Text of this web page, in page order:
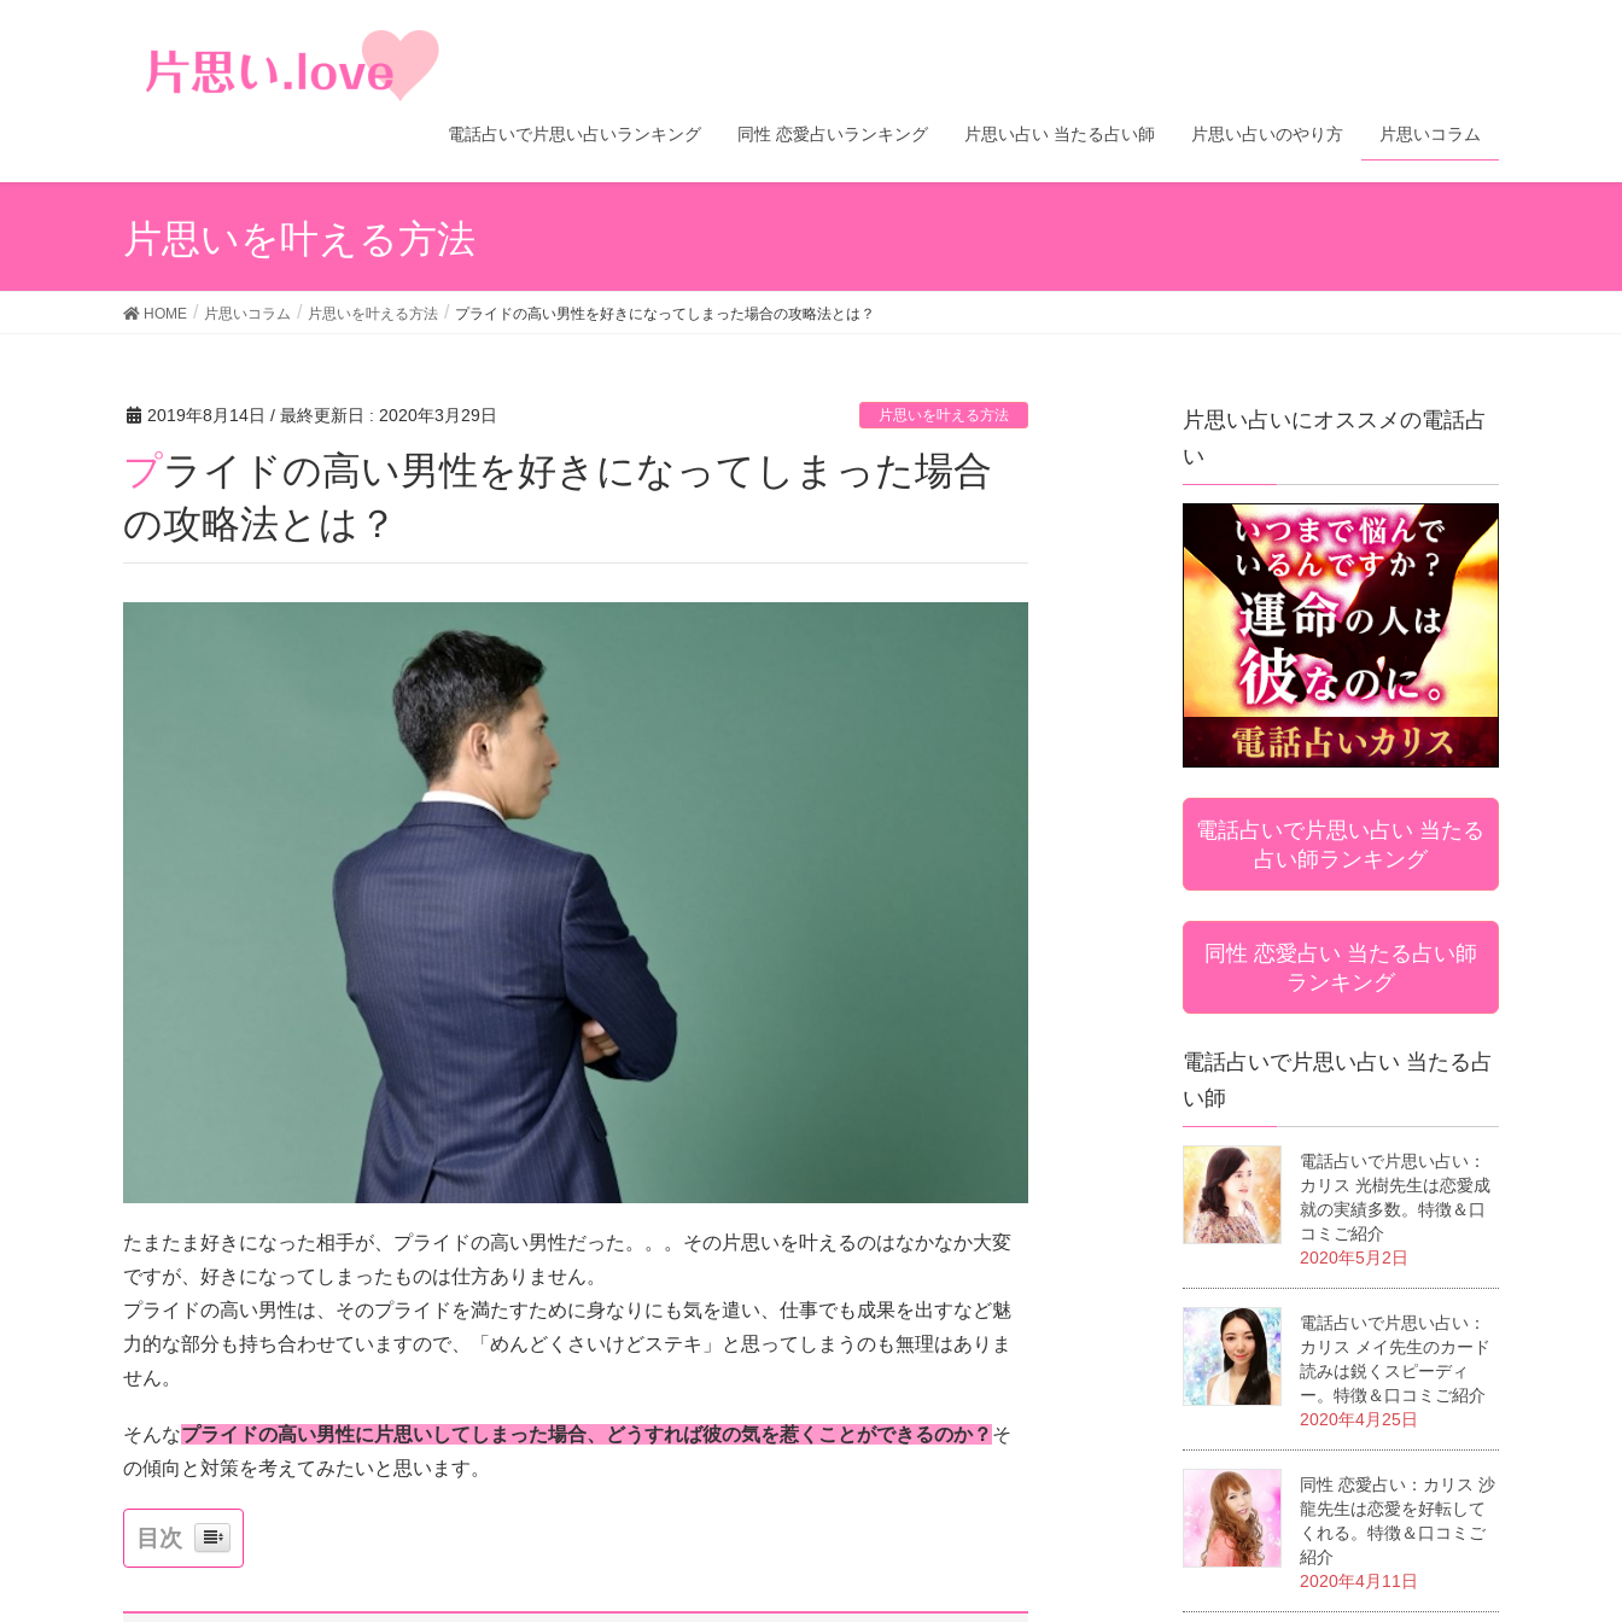
電話占いで片思い占いランキング 同性 恋愛占いランキング 片思い占い 当たる占い師 片思い占いのやり方 片思いコラム
片思いを叶える方法
HOME 片思いコラム 片思いを叶える方法 プライドの高い男性を好きになってしまった場合の攻略法とは？
2019年8月14日 / 最終更新日 : 2020年3月29日 片思いを叶える方法
プライドの高い男性を好きになってしまった場合
の攻略法とは？
たまたま好きになった相手が、プライドの高い男性だった。。。その片思いを叶えるのはなかなか大変
ですが、好きになってしまったものは仕方ありません。
プライドの高い男性は、そのプライドを満たすために身なりにも気を遣い、仕事でも成果を出すなど魅
力的な部分も持ち合わせていますので、「めんどくさいけどステキ」と思ってしまうのも無理はありま
せん。
そんなプライドの高い男性に片思いしてしまった場合、どうすれば彼の気を惹くことができるのか？ そ
の傾向と対策を考えてみたいと思います。
目次
片思い占いにオススメの電話占
い
電話占いで片思い占い 当たる
占い師ランキング
同性 恋愛占い 当たる占い師
ランキング
電話占いで片思い占い 当たる占
い師
電話占いで片思い占い：
カリス 光樹先生は恋愛成
就の実績多数。特徴＆口
コミご紹介
2020年5月2日
電話占いで片思い占い：
カリス メイ先生のカード
読みは鋭くスピーディ
ー。特徴＆口コミご紹介
2020年4月25日
同性 恋愛占い：カリス 沙
龍先生は恋愛を好転して
くれる。特徴＆口コミご
紹介
2020年4月11日